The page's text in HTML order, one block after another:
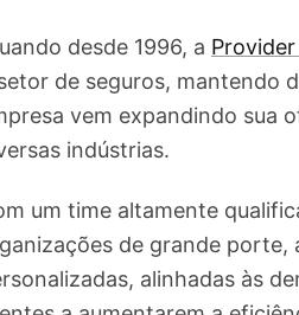
desde 1996, a
de seguros, mantendo
vem expandindo sua
indústrias.
um time altamente
de grande porte,
alinhadas às